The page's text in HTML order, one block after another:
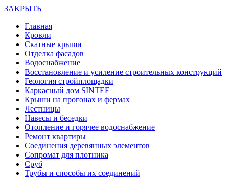
ЗАКРЫТЬ
Главная
Кровли
Скатные крыши
Отделка фасадов
Водоснабжение
Восстановление и усиление строительных конструкций
Геология стройплощадки
Каркасный дом SINTEF
Крыши на прогонах и фермах
Лестницы
Навесы и беседки
Отопление и горячее водоснабжение
Ремонт квартиры
Соединения деревянных элементов
Сопромат для плотника
Сруб
Трубы и способы их соединений